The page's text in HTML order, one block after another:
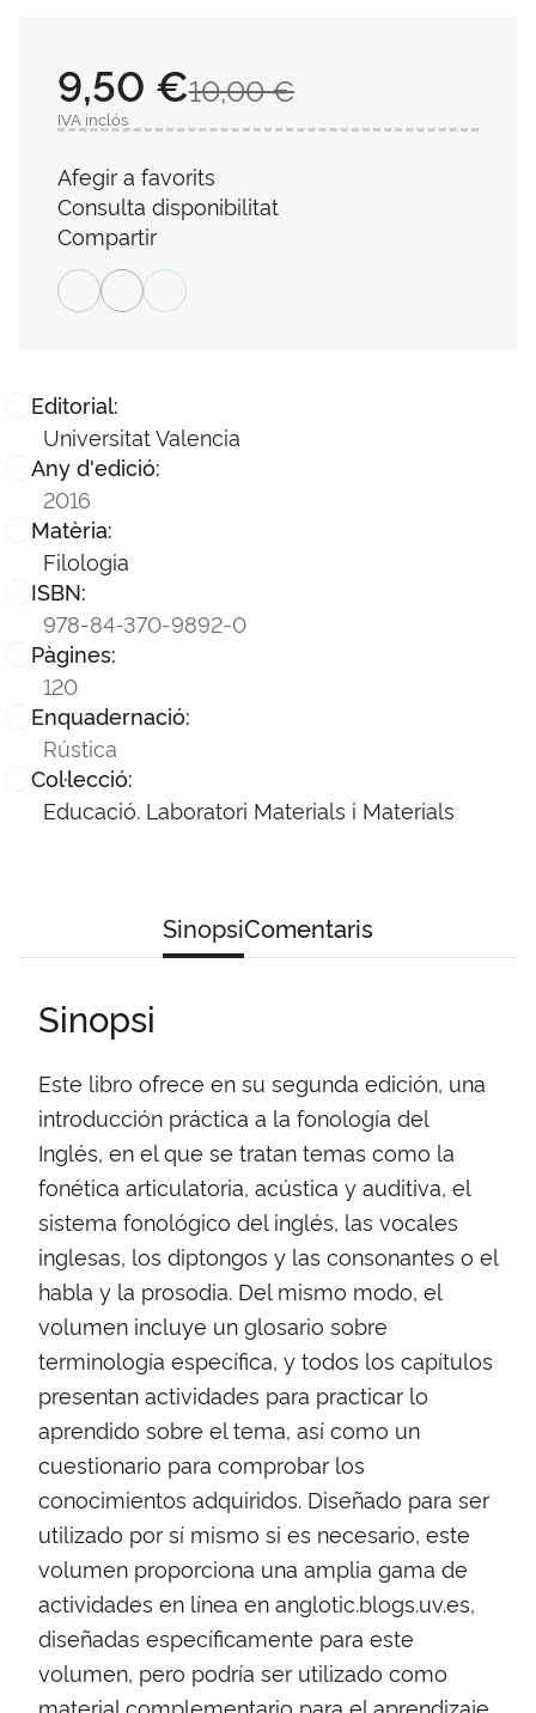
Editorial:
Universitat Valencia
Any d'edició:
2016
Matèria:
Filologia
ISBN:
978-84-370-9892-0
Pàgines:
120
Enquadernació:
Rústica
Col·lecció:
Educació. Laboratori Materials i Materials
10,00 €
9,50 €
IVA inclós
Afegir a favorits
Consulta disponibilitat
Compartir
SinopsiComentaris
Sinopsi
Este libro ofrece en su segunda edición, una
introducción práctica a la fonología del
Inglés, en el que se tratan temas como la
fonética articulatoria, acústica y auditiva, el
sistema fonológico del inglés, las vocales
inglesas, los diptongos y las consonantes o el
habla y la prosodia. Del mismo modo, el
volumen incluye un glosario sobre
terminología específica, y todos los capítulos
presentan actividades para practicar lo
aprendido sobre el tema, así como un
cuestionario para comprobar los
conocimientos adquiridos. Diseñado para ser
utilizado por sí mismo si es necesario, este
volumen proporciona una amplia gama de
actividades en línea en anglotic.blogs.uv.es,
diseñadas específicamente para este
volumen, pero podría ser utilizado como
material complementario para el aprendizaje